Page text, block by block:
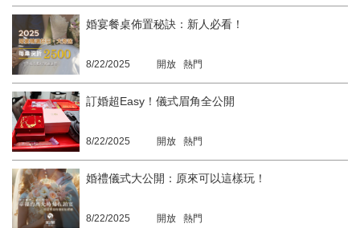
婚宴餐桌佈置秘訣：新人必看！
8/22/2025 開放 熱門
訂婚超Easy！儀式眉角全公開
8/22/2025 開放 熱門
婚禮儀式大公開：原來可以這樣玩！
8/22/2025 開放 熱門